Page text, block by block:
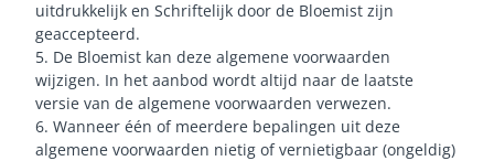
uitdrukkelijk en Schriftelijk door de Bloemist zijn
geaccepteerd.
5. De Bloemist kan deze algemene voorwaarden
wijzigen. In het aanbod wordt altijd naar de laatste
versie van de algemene voorwaarden verwezen.
6. Wanneer één of meerdere bepalingen uit deze
algemene voorwaarden nietig of vernietigbaar (ongeldig)